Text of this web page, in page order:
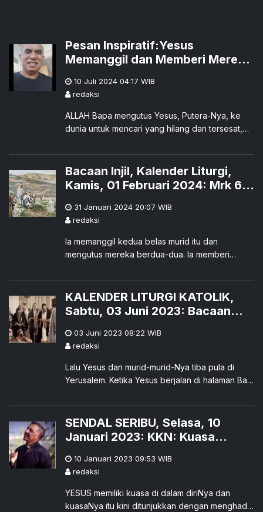
Pesan Inspiratif:Yesus
Memanggil dan Memberi Mereka
10 Juli 2024 04:17 WIB
redaksi
ALLAH Bapa mengutus Yesus, Putera-Nya, ke
dunia untuk mencari yang hilang dan tersesat,
sehingga semua menjadi satu kawanan.
Bacaan Injil, Kalender Liturgi,
Kamis, 01 Februari 2024: Mrk 6:
31 Januari 2024 20:07 WIB
redaksi
Ia memanggil kedua belas murid itu dan
mengutus mereka berdua-dua. Ia memberi
KALENDER LITURGI KATOLIK,
Sabtu, 03 Juni 2023: Bacaan
03 Juni 2023 08:22 WIB
redaksi
Lalu Yesus dan murid-murid-Nya tiba pula di
Yerusalem. Ketika Yesus berjalan di halaman Bait
ahli-ahli Taurat dan tua-tua,
SENDAL SERIBU, Selasa, 10
Januari 2023: KKN: Kuasa
10 Januari 2023 09:53 WIB
redaksi
YESUS memiliki kuasa di dalam diriNya dan
kuasaNya itu kini ditunjukkan dengan menghadir